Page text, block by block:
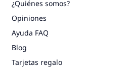
¿Quiénes somos?
Opiniones
Ayuda FAQ
Blog
Tarjetas regalo